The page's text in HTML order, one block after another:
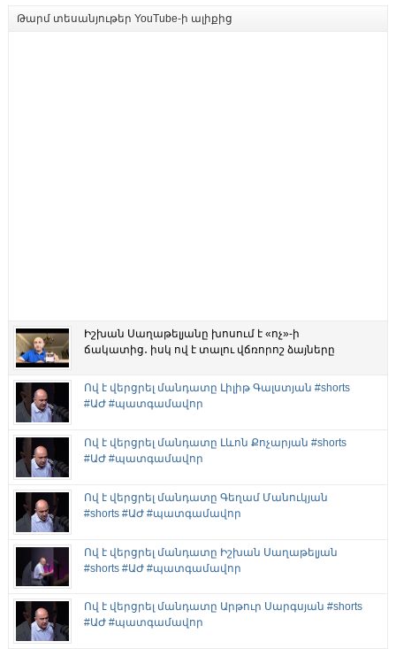
Թարմ տեսանյութեր YouTube-ի ալիքից
Իշխան Սաղաթելյանը խոսում է «ոչ»-ի
ճակատից․ իսկ ով է տալու վճռորոշ ձայները
Ով է վերցրել մանդատը Լիլիթ Գալստյան #shorts
#ԱԺ #պատգամավոր
Ով է վերցրել մանդատը Լևոն Քոչարյան #shorts
#ԱԺ #պատգամավոր
Ով է վերցրել մանդատը Գեղամ Մանուկյան
#shorts #ԱԺ #պատգամավոր
Ով է վերցրել մանդատը Իշխան Սաղաթելյան
#shorts #ԱԺ #պատգամավոր
Ով է վերցրել մանդատը Արթուր Սարգսյան #shorts
#ԱԺ #պատգամավոր